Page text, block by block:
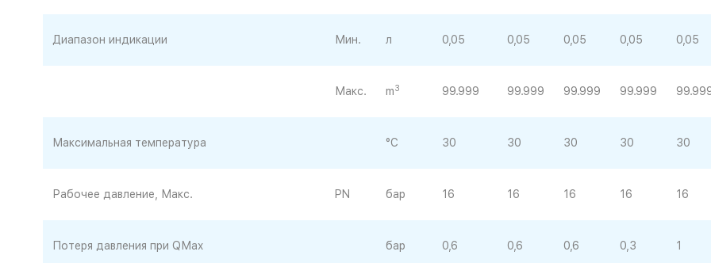
Диапазон индикации Мин. л 0,05 0,05 0,05 0,05 0,05
Макс. m3 99.999 99.999 99.999 99.999
Максимальная температура °C 30 30 30 30 30
Рабочее давление, Макс. PN бар 16 16 16 16 16
Потеря давления при QМаx бар 0,6 0,6 0,6 0,3 1